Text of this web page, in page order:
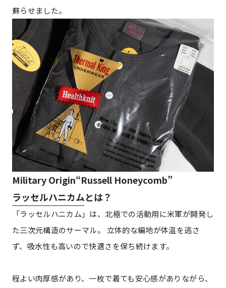
蘇らせました。
Military Origin“Russell Honeycomb”
ラッセルハニカムとは？
「ラッセルハニカム」は、北極での活動用に米軍が開発し
た三次元構造のサーマル。 立体的な編地が体温を逃さ
ず、吸水性も高いので快適さを保ち続けます。
程よい肉厚感があり、一枚で着ても安心感がありながら、